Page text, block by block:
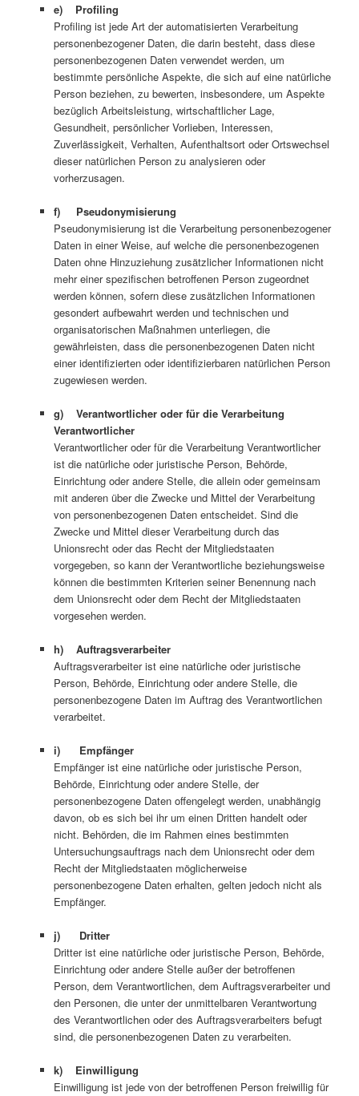
e) Profiling
Profiling ist jede Art der automatisierten Verarbeitung
personenbezogener Daten, die darin besteht, dass diese
personenbezogenen Daten verwendet werden, um
bestimmte persönliche Aspekte, die sich auf eine natürliche
Person beziehen, zu bewerten, insbesondere, um Aspekte
bezüglich Arbeitsleistung, wirtschaftlicher Lage,
Gesundheit, persönlicher Vorlieben, Interessen,
Zuverlässigkeit, Verhalten, Aufenthaltsort oder Ortswechsel
dieser natürlichen Person zu analysieren oder
vorherzusagen.
f) Pseudonymisierung
Pseudonymisierung ist die Verarbeitung personenbezogener
Daten in einer Weise, auf welche die personenbezogenen
Daten ohne Hinzuziehung zusätzlicher Informationen nicht
mehr einer spezifischen betroffenen Person zugeordnet
werden können, sofern diese zusätzlichen Informationen
gesondert aufbewahrt werden und technischen und
organisatorischen Maßnahmen unterliegen, die
gewährleisten, dass die personenbezogenen Daten nicht
einer identifizierten oder identifizierbaren natürlichen Person
zugewiesen werden.
g) Verantwortlicher oder für die Verarbeitung
Verantwortlicher
Verantwortlicher oder für die Verarbeitung Verantwortlicher
ist die natürliche oder juristische Person, Behörde,
Einrichtung oder andere Stelle, die allein oder gemeinsam
mit anderen über die Zwecke und Mittel der Verarbeitung
von personenbezogenen Daten entscheidet. Sind die
Zwecke und Mittel dieser Verarbeitung durch das
Unionsrecht oder das Recht der Mitgliedstaaten
vorgegeben, so kann der Verantwortliche beziehungsweise
können die bestimmten Kriterien seiner Benennung nach
dem Unionsrecht oder dem Recht der Mitgliedstaaten
vorgesehen werden.
h) Auftragsverarbeiter
Auftragsverarbeiter ist eine natürliche oder juristische
Person, Behörde, Einrichtung oder andere Stelle, die
personenbezogene Daten im Auftrag des Verantwortlichen
verarbeitet.
i) Empfänger
Empfänger ist eine natürliche oder juristische Person,
Behörde, Einrichtung oder andere Stelle, der
personenbezogene Daten offengelegt werden, unabhängig
davon, ob es sich bei ihr um einen Dritten handelt oder
nicht. Behörden, die im Rahmen eines bestimmten
Untersuchungsauftrags nach dem Unionsrecht oder dem
Recht der Mitgliedstaaten möglicherweise
personenbezogene Daten erhalten, gelten jedoch nicht als
Empfänger.
j) Dritter
Dritter ist eine natürliche oder juristische Person, Behörde,
Einrichtung oder andere Stelle außer der betroffenen
Person, dem Verantwortlichen, dem Auftragsverarbeiter und
den Personen, die unter der unmittelbaren Verantwortung
des Verantwortlichen oder des Auftragsverarbeiters befugt
sind, die personenbezogenen Daten zu verarbeiten.
k) Einwilligung
Einwilligung ist jede von der betroffenen Person freiwillig für